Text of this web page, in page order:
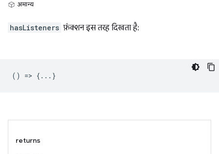
अमान्य
hasListeners फ़ंक्शन इस तरह दिखता है:
() => {...}
returns